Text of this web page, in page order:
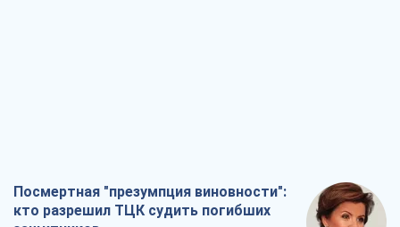
Посмертная "презумпция виновности":
кто разрешил ТЦК судить погибших